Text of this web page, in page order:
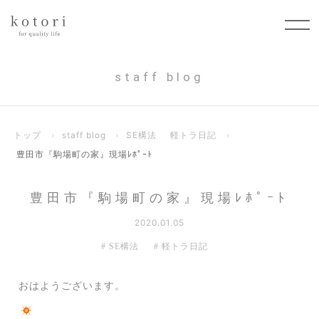
staff blog
トップ › staff blog › SE構法 軽トラ日記
›
豊田市『駒場町の家』現場ﾚﾎﾟｰﾄ
豊田市『駒場町の家』現場ﾚﾎﾟｰﾄ
2020.01.05
SE構法 軽トラ日記
おはようございます。